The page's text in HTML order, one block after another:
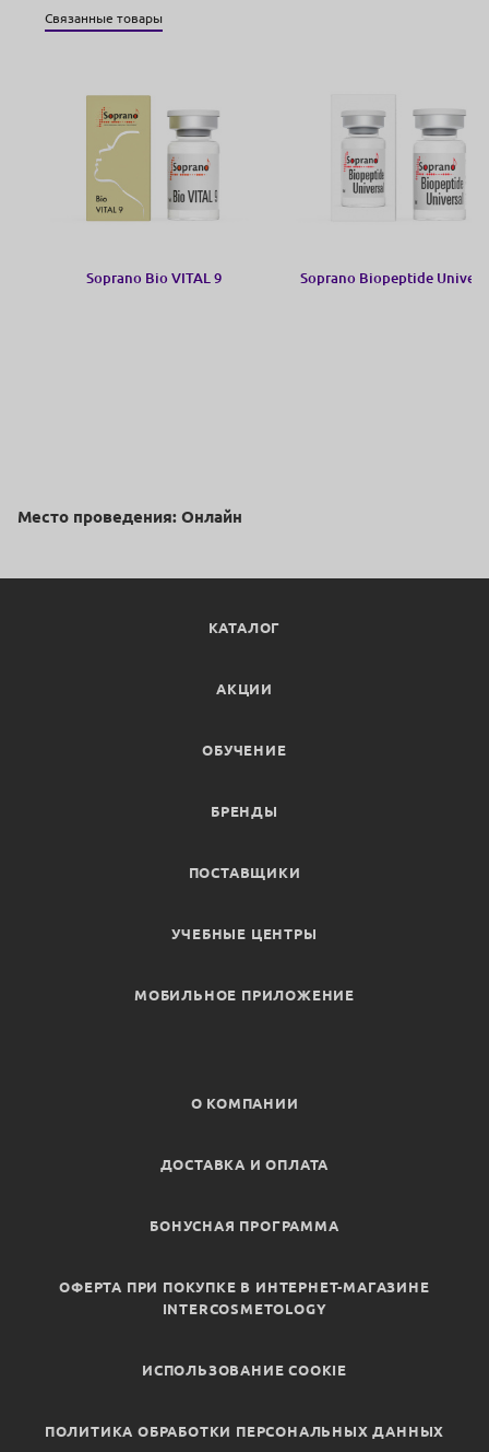
Связанные товары
Soprano Bio VITAL 9 Soprano Biopeptide
Место проведения: Онлайн
КАТАЛОГ
АКЦИИ
ОБУЧЕНИЕ
БРЕНДЫ
ПОСТАВЩИКИ
УЧЕБНЫЕ ЦЕНТРЫ
МОБИЛЬНОЕ ПРИЛОЖЕНИЕ
О КОМПАНИИ
ДОСТАВКА И ОПЛАТА
БОНУСНАЯ ПРОГРАММА
ОФЕРТА ПРИ ПОКУПКЕ В ИНТЕРНЕТ-МАГАЗИНЕ
INTERCOSMETOLOGY
ИСПОЛЬЗОВАНИЕ COOKIE
ПОЛИТИКА ОБРАБОТКИ ПЕРСОНАЛЬНЫХ ДАННЫХ